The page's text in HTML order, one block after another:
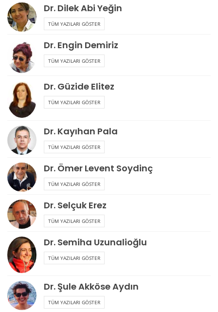
Dr. Dilek Abi Yeğin
TÜM YAZILARI GÖSTER
Dr. Engin Demiriz
TÜM YAZILARI GÖSTER
Dr. Güzide Elitez
TÜM YAZILARI GÖSTER
Dr. Kayıhan Pala
TÜM YAZILARI GÖSTER
Dr. Ömer Levent Soydinç
TÜM YAZILARI GÖSTER
Dr. Selçuk Erez
TÜM YAZILARI GÖSTER
Dr. Semiha Uzunalioğlu
TÜM YAZILARI GÖSTER
Dr. Şule Akköse Aydın
TÜM YAZILARI GÖSTER